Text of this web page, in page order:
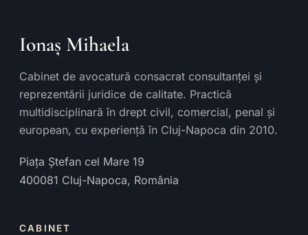
Ionaș Mihaela
Cabinet de avocatură consacrat consultanței și
reprezentării juridice de calitate. Practică
multidisciplinară în drept civil, comercial, penal și
european, cu experiență în Cluj-Napoca din 2010.
Piața Ștefan cel Mare 19
400081 Cluj-Napoca, România
CABINET